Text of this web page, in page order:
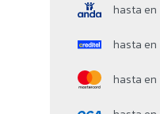
hasta en
hasta en
hasta en